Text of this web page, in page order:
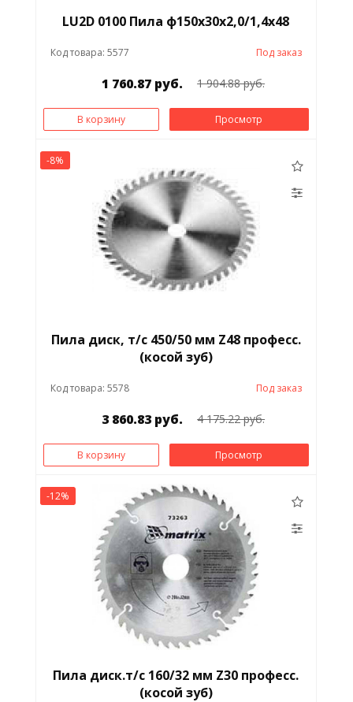
LU2D 0100 Пила ф150х30х2,0/1,4х48
Код товара: 5577 Под заказ
1 760.87 руб. 1 904.88 руб.
В корзину Просмотр
-8%
Пила диск, т/с 450/50 мм Z48 професс.
(косой зуб)
Код товара: 5578 Под заказ
3 860.83 руб. 4 175.22 руб.
В корзину Просмотр
-12%
Пила диск.т/с 160/32 мм Z30 професс.
(косой зуб)